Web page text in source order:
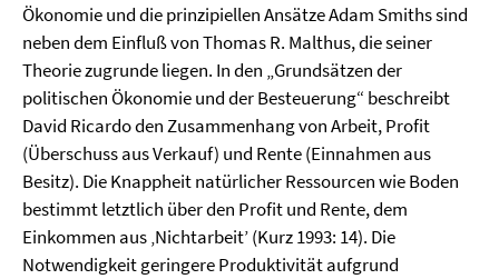
Ökonomie und die prinzipiellen Ansätze Adam Smiths sind
neben dem Einfluß von Thomas R. Malthus, die seiner
Theorie zugrunde liegen. In den „Grundsätzen der
politischen Ökonomie und der Besteuerung“ beschreibt
David Ricardo den Zusammenhang von Arbeit, Profit
(Überschuss aus Verkauf) und Rente (Einnahmen aus
Besitz). Die Knappheit natürlicher Ressourcen wie Boden
bestimmt letztlich über den Profit und Rente, dem
Einkommen aus ‚Nichtarbeit’ (Kurz 1993: 14). Die
Notwendigkeit geringere Produktivität aufgrund